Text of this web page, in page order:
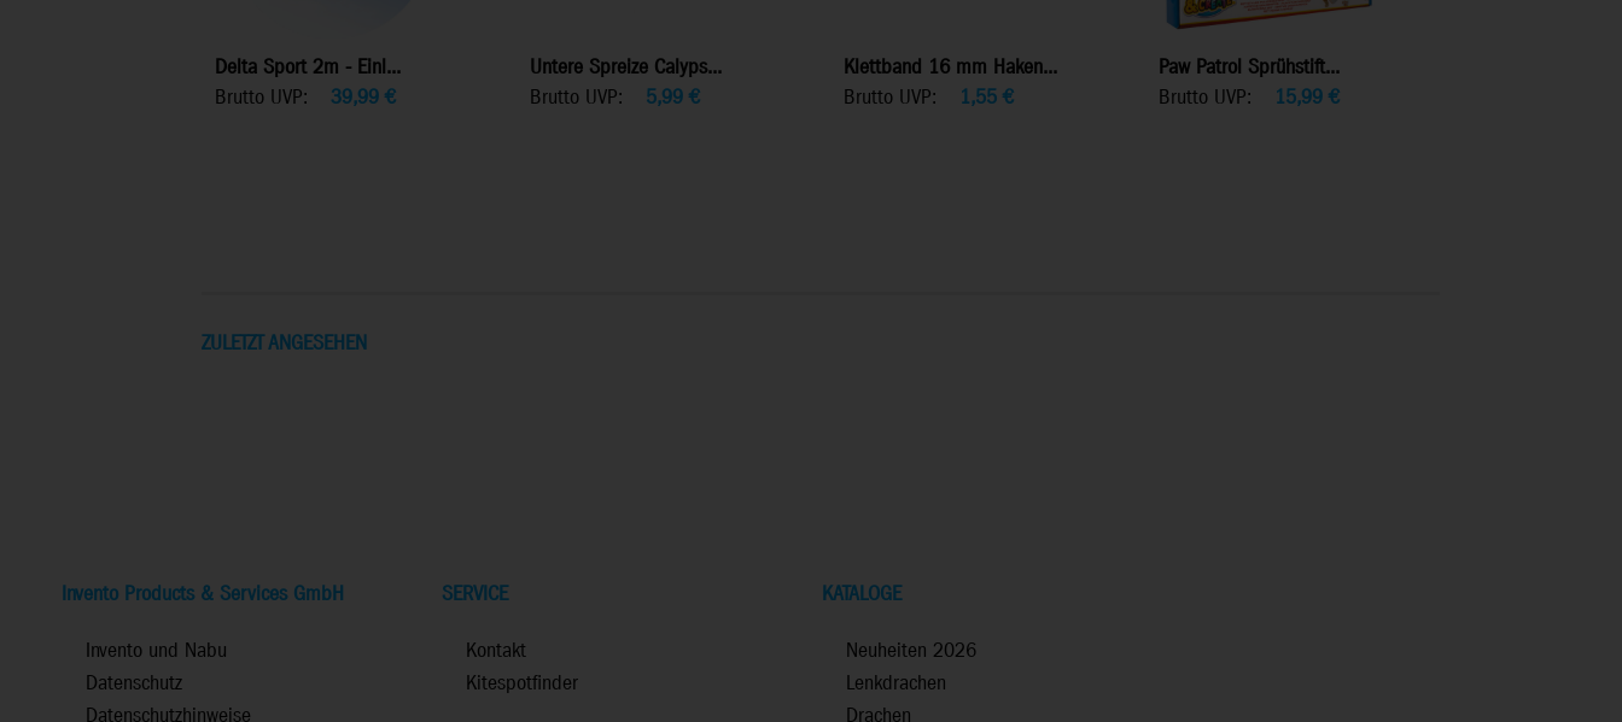
Delta Sport 2m - Einl...
Brutto UVP:
39,99 €
Untere Spreize Calyps...
Brutto UVP:
5,99€
Klettband 16 mm Haken...
Brutto UVP:
1,55 €
Paw Patrol Sprühstift...
Brutto UVP:
15,99€
ZULETZT ANGESEHEN
Invento Products & Services GmbH
Invento und Nabu
Datenschutz
Datenschutzhinweise
SERVICE
Kontakt
Kitespotfinder
KATALOGE
Neuheiten 2026
Lenkdrachen
Drachen